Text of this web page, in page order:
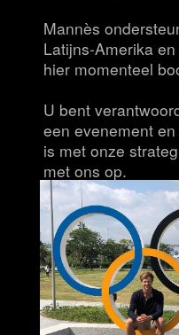
Mannès
Latijns-Amerika
hier momenteel
U bent
een evenement en
is met onze
met ons op.